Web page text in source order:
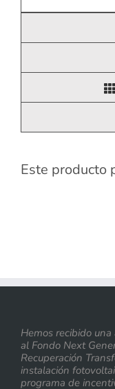
Este producto
Hemos recibido
al Fondo Next
Recuperación
instalación
programa de